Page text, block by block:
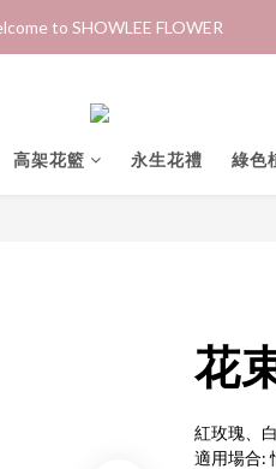
to SHOWLEE FLOWER
高架花籃 永生花禮 綠色
花
紅玫瑰、
適用場合: